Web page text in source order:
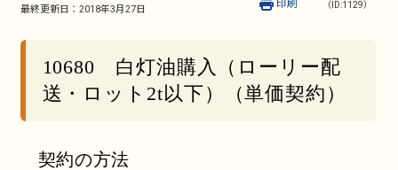
最終更新日： 2018年3月27日 （ID:1129）
印刷
10680 白灯油購入（ローリー配
送・ロット2t以下）（単価契約）
契約の方法